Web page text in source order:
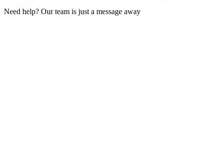
Need help? Our team is just a message away